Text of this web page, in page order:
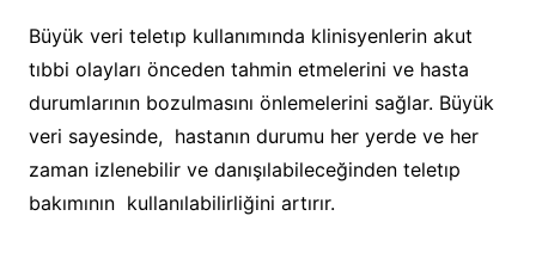
Büyük veri teletıp kullanımında klinisyenlerin akut
tıbbi olayları önceden tahmin etmelerini ve hasta
durumlarının bozulmasını önlemelerini sağlar. Büyük
veri sayesinde, hastanın durumu her yerde ve her
zaman izlenebilir ve danışılabileceğinden teletıp
bakımının kullanılabilirliğini artırır.